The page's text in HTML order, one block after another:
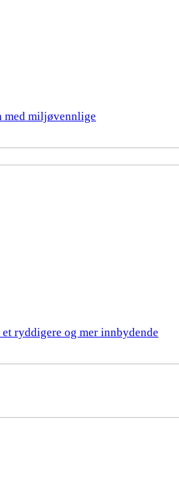
med miljøvennlige
ryddigere og mer innbydende